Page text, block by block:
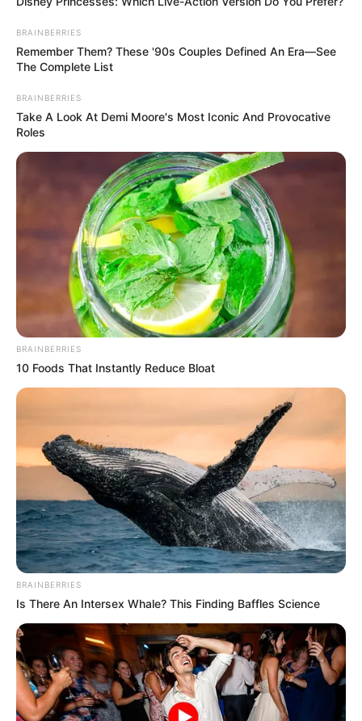
BRAINBERRIES
Remember Them? These '90s Couples Defined An Era—See
The Complete List
BRAINBERRIES
Take A Look At Demi Moore's Most Iconic And Provocative
Roles
BRAINBERRIES
10 Foods That Instantly Reduce Bloat
BRAINBERRIES
Is There An Intersex Whale? This Finding Baffles Science